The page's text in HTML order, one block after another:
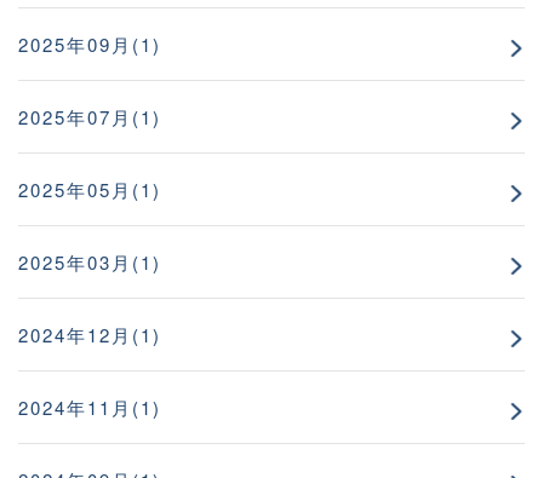
2025年09月(1)
2025年07月(1)
2025年05月(1)
2025年03月(1)
2024年12月(1)
2024年11月(1)